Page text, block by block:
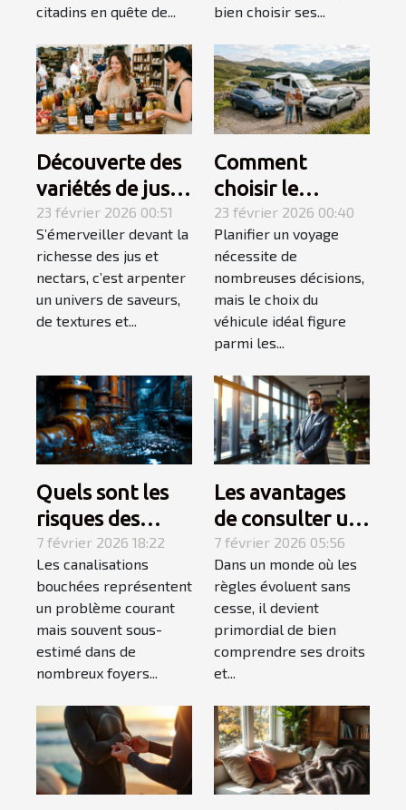
citadins en quête de...
bien choisir ses...
Découverte des
variétés de jus
et nectars pour
des palais
exigeants
23 février 2026 00:51
S’émerveiller devant la
richesse des jus et
nectars, c’est arpenter
un univers de saveurs,
de textures et...
Comment
choisir le
véhicule idéal
pour votre
prochain voyage
?
23 février 2026 00:40
Planifier un voyage
nécessite de
nombreuses décisions,
mais le choix du
véhicule idéal figure
parmi les...
Quels sont les
risques des
canalisations
bouchées pour
votre maison ?
7 février 2026 18:22
Les canalisations
bouchées représentent
un problème courant
mais souvent sous-
estimé dans de
nombreux foyers...
Les avantages
de consulter un
spécialiste du
droit
7 février 2026 05:56
Dans un monde où les
règles évoluent sans
cesse, il devient
primordial de bien
comprendre ses droits
et...